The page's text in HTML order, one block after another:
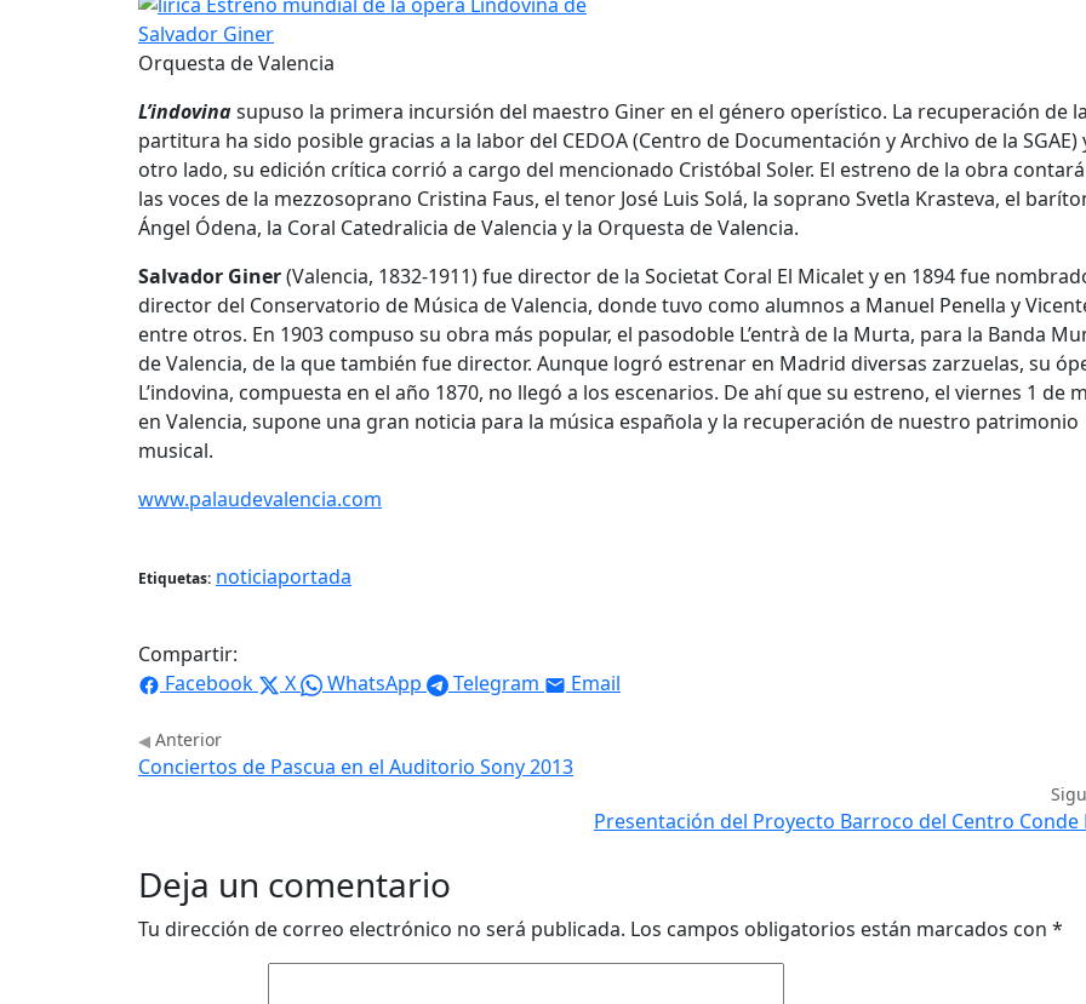
Orquesta de Valencia
L’indovinasupuso la primera incursión del maestro Giner en el género operístico. La recuperación de la
partitura ha sido posible gracias a la labor del CEDOA (Centro de Documentación y Archivo de la SGAE)
otro lado, su edición crítica corrió a cargo del mencionado Cristóbal Soler. El estreno de la obra
las voces de la mezzosoprano Cristina Faus, el tenor José Luis Solá, la soprano Svetla Krasteva, el
Ángel Ódena, la Coral Catedralicia de Valencia y la Orquesta de Valencia.
Salvador Giner(Valencia, 1832-1911) fue director de la Societat Coral El Micalet y en 1894 fue
director del Conservatorio de Música de Valencia, donde tuvo como alumnos a Manuel Penella y
entre otros. En 1903 compuso su obra más popular, el pasodoble L’entrà de la Murta, para la Banda
de Valencia, de la que también fue director. Aunque logró estrenar en Madrid diversas zarzuelas, su
L’indovina, compuesta en el año 1870, no llegó a los escenarios. De ahí que su estreno, el viernes 1 de
en Valencia, supone una gran noticia para la música española y la recuperación de nuestro patrimonio
musical.
www.palaudevalencia.com
Etiquetas: noticiaportada
Compartir:
Facebook
X WhatsApp Telegram Email
Anterior
Conciertos de Pascua en el Auditorio Sony 2013
Presentación del Proyecto Barroco del Centro Conde
Deja un comentario
Tu dirección de correo electrónico no será publicada. Los campos obligatorios están marcados con *